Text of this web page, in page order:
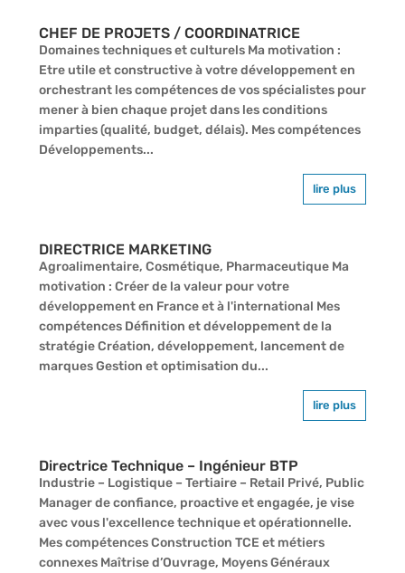
CHEF DE PROJETS / COORDINATRICE
Domaines techniques et culturels Ma motivation :
Etre utile et constructive à votre développement en
orchestrant les compétences de vos spécialistes pour
mener à bien chaque projet dans les conditions
imparties (qualité, budget, délais). Mes compétences
Développements...
lire plus
DIRECTRICE MARKETING
Agroalimentaire, Cosmétique, Pharmaceutique Ma
motivation : Créer de la valeur pour votre
développement en France et à l'international Mes
compétences Définition et développement de la
stratégie Création, développement, lancement de
marques Gestion et optimisation du...
lire plus
Directrice Technique – Ingénieur BTP
Industrie – Logistique – Tertiaire – Retail Privé, Public
Manager de confiance, proactive et engagée, je vise
avec vous l'excellence technique et opérationnelle.
Mes compétences Construction TCE et métiers
connexes Maîtrise d’Ouvrage, Moyens Généraux